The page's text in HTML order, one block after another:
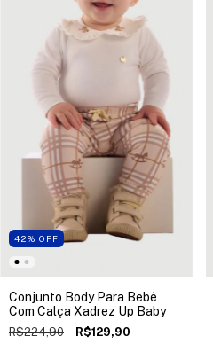
42% OFF
Conjunto Body Para Bebê
Com Calça Xadrez Up Baby
R$224,90 R$129,90